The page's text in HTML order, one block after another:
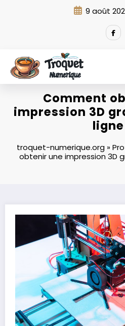
9 août
Comment
impression 3D
ligne
troquet-numerique.org »
obtenir une impression 3D